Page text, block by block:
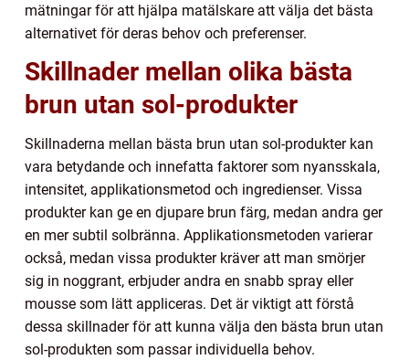
mätningar för att hjälpa matälskare att välja det bästa
alternativet för deras behov och preferenser.
Skillnader mellan olika bästa
brun utan sol-produkter
Skillnaderna mellan bästa brun utan sol-produkter kan
vara betydande och innefatta faktorer som nyansskala,
intensitet, applikationsmetod och ingredienser. Vissa
produkter kan ge en djupare brun färg, medan andra ger
en mer subtil solbränna. Applikationsmetoden varierar
också, medan vissa produkter kräver att man smörjer
sig in noggrant, erbjuder andra en snabb spray eller
mousse som lätt appliceras. Det är viktigt att förstå
dessa skillnader för att kunna välja den bästa brun utan
sol-produkten som passar individuella behov.